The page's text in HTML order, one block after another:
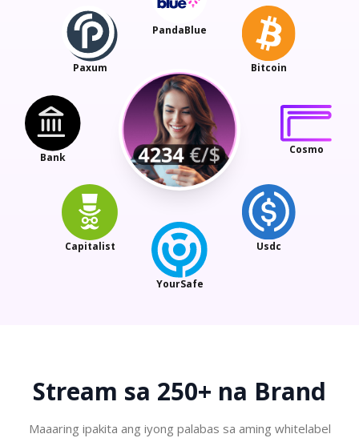
PandaBlue
Bitcoin
Cosmo
Usdc
YourSafe
Capitalist
Bank
Paxum
Stream sa 250+ na Brand
Maaaring ipakita ang iyong palabas sa aming whitelabel